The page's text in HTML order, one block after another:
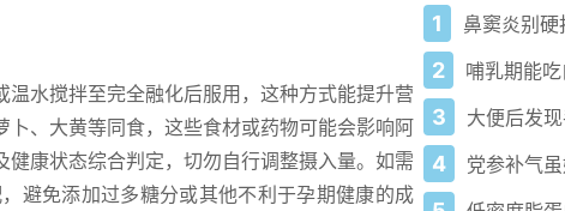
水搅拌至完全融化后服用，这种方式能提升营
、大黄等同食，这些食材或药物可能会影响阿
康状态综合判定，切勿自行调整摄入量。如需
避免添加过多糖分或其他不利于孕期健康的成
1
2
3
4 党参补气